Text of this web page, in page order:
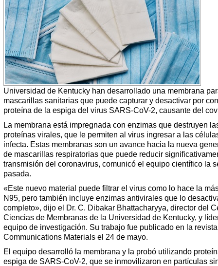
Universidad de Kentucky han desarrollado una membrana
mascarillas sanitarias que puede capturar y desactivar por
proteína de la espiga del virus SARS-CoV-2, causante del
La membrana está impregnada con enzimas que destruyen
proteínas virales, que le permiten al virus ingresar a las
infecta. Estas membranas son un avance hacia la nueva
de mascarillas respiratorias que puede reducir
transmisión del coronavirus, comunicó el equipo científico la
pasada.
«Este nuevo material puede filtrar el virus como lo hace la
N95, pero también incluye enzimas antivirales que lo
completo», dijo el Dr. C. Dibakar Bhattacharyya, director del
Ciencias de Membranas de la Universidad de Kentucky, y
equipo de investigación. Su trabajo fue publicado en la
Communications Materials el 24 de mayo.
El equipo desarrolló la membrana y la probó utilizando
espiga de SARS-CoV-2, que se inmovilizaron en partículas